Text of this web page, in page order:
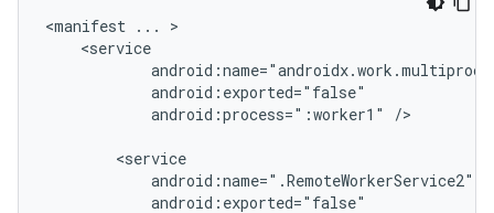
<manifest ...
android:process=":worker1"
/>